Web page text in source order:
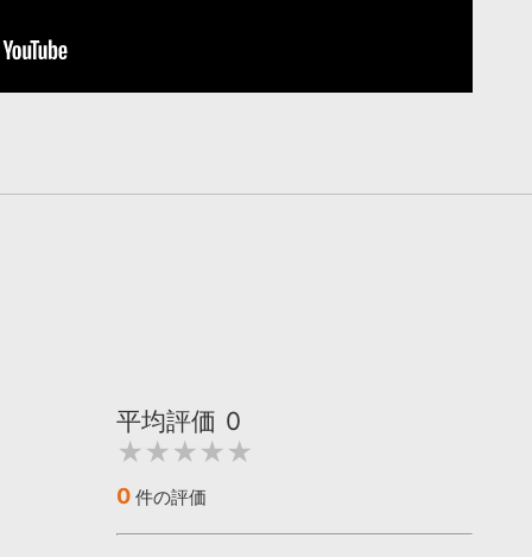
平均評価 0
★★★★★
0 件の評価